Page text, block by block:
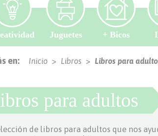
Juguetes + Bicos
en: Inicio Libros Libros para
para adultos
de libros para adultosque nos